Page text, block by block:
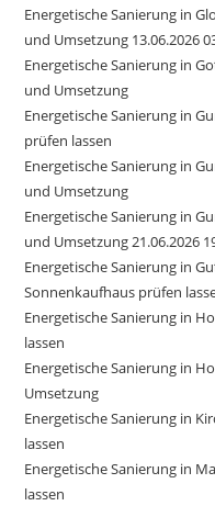
Energetische Sanierung in
und Umsetzung 13.06.2026
Energetische Sanierung in
und Umsetzung
Energetische Sanierung in
prüfen lassen
Energetische Sanierung in
und Umsetzung
Energetische Sanierung in
und Umsetzung 21.06.2026
Energetische Sanierung in
Sonnenkaufhaus prüfen
Energetische Sanierung in
lassen
Energetische Sanierung in
Umsetzung
Energetische Sanierung in
lassen
Energetische Sanierung in
lassen